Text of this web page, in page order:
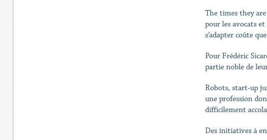
The times they are
pour les avocats
s’adapter coûte
Pour Frédéric
partie noble de
Robots, start-up
une profession
difficilement
Des initiatives à